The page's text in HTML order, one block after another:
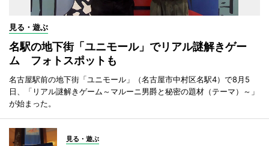
見る・遊ぶ
名駅の地下街「ユニモール」でリアル謎解きゲー
ム フォトスポットも
名古屋駅前の地下街「ユニモール」（名古屋市中村区名駅4）で8月5
日、「リアル謎解きゲーム～マルーニ男爵と秘密の題材（テーマ）～」
が始まった。
見る・遊ぶ